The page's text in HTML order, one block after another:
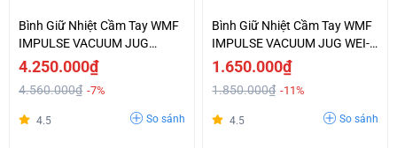
Bình Giữ Nhiệt Cầm Tay WMF
IMPULSE VACUUM JUG
KUPFER-0690666600
4.250.000₫
4.560.000₫ -7%
4.5 So sánh
Bình Giữ Nhiệt Cầm Tay WMF
IMPULSE VACUUM JUG WEI-
0690707410
1.650.000₫
1.850.000₫ -11%
4.5 So sánh